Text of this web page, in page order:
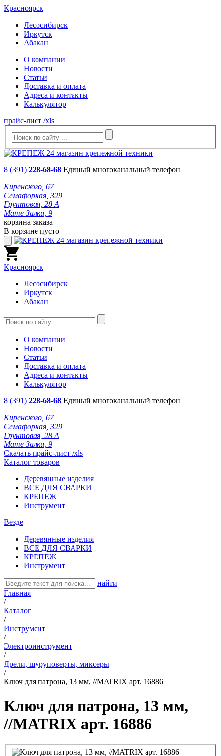
Красноярск
Лесосибирск
Иркутск
Абакан
О компании
Новости
Статьи
Доставка и оплата
Адреса и контакты
Калькулятор
прайс-лист /xls
8 (391) 228-68-68 Единый многоканальный телефон
Киренского, 67
Семафорная, 329
Грунтовая, 28 А
Мате Залки, 9
корзина заказа
В корзине пусто
Красноярск
Лесосибирск
Иркутск
Абакан
О компании
Новости
Статьи
Доставка и оплата
Адреса и контакты
Калькулятор
8 (391) 228-68-68 Единый многоканальный телефон
Киренского, 67
Семафорная, 329
Грунтовая, 28 А
Мате Залки, 9
Скачать прайс-лист /xls
Каталог товаров
Деревянные изделия
ВСЕ ДЛЯ СВАРКИ
КРЕПЕЖ
Инструмент
Везде
Деревянные изделия
ВСЕ ДЛЯ СВАРКИ
КРЕПЕЖ
Инструмент
найти
Главная
/
Каталог
/
Инструмент
/
Электроинструмент
/
Дрели, шуруповерты, миксеры
/
Ключ для патрона, 13 мм, //MATRIX арт. 16886
Ключ для патрона, 13 мм,
//MATRIX арт. 16886